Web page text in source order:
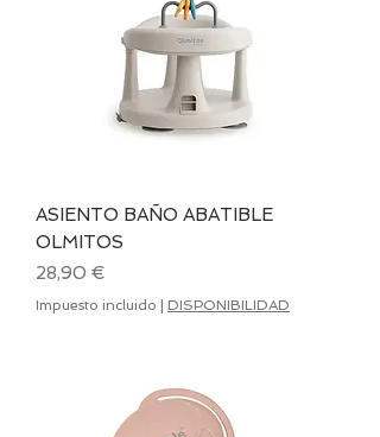
ASIENTO BAÑO ABATIBLE
OLMITOS
Precio
28,90 €
Impuesto incluido DISPONIBILIDAD